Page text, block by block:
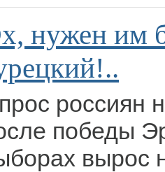
нужен им
россиян
победы
вырос